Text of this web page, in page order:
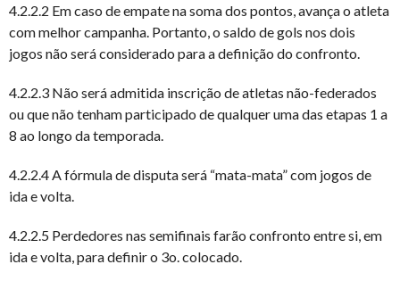
4.2.2.2 Em caso de empate na soma dos pontos, avança o atleta
com melhor campanha. Portanto, o saldo de gols nos dois
jogos não será considerado para a definição do confronto.
4.2.2.3 Não será admitida inscrição de atletas não-federados
ou que não tenham participado de qualquer uma das etapas 1 a
8 ao longo da temporada.
4.2.2.4 A fórmula de disputa será “mata-mata” com jogos de
ida e volta.
4.2.2.5 Perdedores nas semifinais farão confronto entre si, em
ida e volta, para definir o 3o. colocado.